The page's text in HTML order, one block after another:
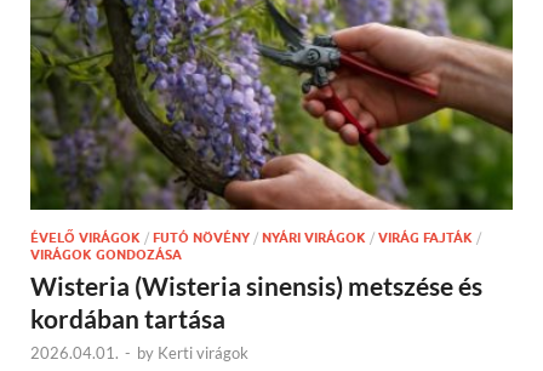
ÉVELŐ VIRÁGOK / FUTÓ NÖVÉNY / NYÁRI VIRÁGOK / VIRÁG FAJTÁK /
VIRÁGOK GONDOZÁSA
Wisteria (Wisteria sinensis) metszése és
kordában tartása
2026.04.01. - by Kerti virágok